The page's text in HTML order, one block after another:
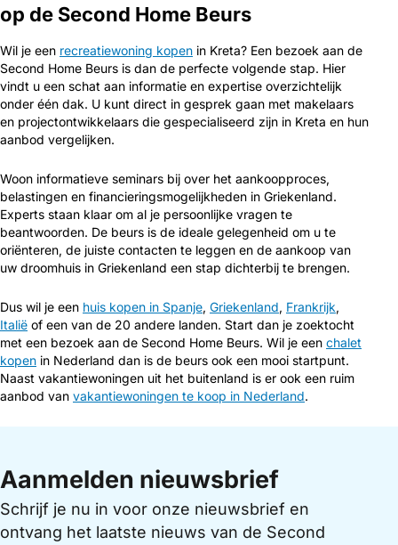
op de Second Home Beurs
Wil je een recreatiewoning kopen in Kreta? Een bezoek aan de
Second Home Beurs is dan de perfecte volgende stap. Hier
vindt u een schat aan informatie en expertise overzichtelijk
onder één dak. U kunt direct in gesprek gaan met makelaars
en projectontwikkelaars die gespecialiseerd zijn in Kreta en hun
aanbod vergelijken.
Woon informatieve seminars bij over het aankoopproces,
belastingen en financieringsmogelijkheden in Griekenland.
Experts staan klaar om al je persoonlijke vragen te
beantwoorden. De beurs is de ideale gelegenheid om u te
oriënteren, de juiste contacten te leggen en de aankoop van
uw droomhuis in Griekenland een stap dichterbij te brengen.
Dus wil je een huis kopen in Spanje, Griekenland, Frankrijk,
Italië of een van de 20 andere landen. Start dan je zoektocht
met een bezoek aan de Second Home Beurs. Wil je een chalet
kopen in Nederland dan is de beurs ook een mooi startpunt.
Naast vakantiewoningen uit het buitenland is er ook een ruim
aanbod van vakantiewoningen te koop in Nederland.
Aanmelden nieuwsbrief
Schrijf je nu in voor onze nieuwsbrief en
ontvang het laatste nieuws van de Second